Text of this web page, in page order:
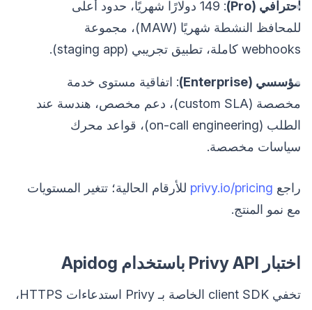
احترافي (Pro)
: 149 دولارًا شهريًا، حدود أعلى
للمحافظ النشطة شهريًا (MAW)، مجموعة
webhooks كاملة، تطبيق تجريبي (staging app).
مؤسسي (Enterprise)
: اتفاقية مستوى خدمة
مخصصة (custom SLA)، دعم مخصص، هندسة عند
الطلب (on-call engineering)، قواعد محرك
سياسات مخصصة.
راجع privy.io/pricing للأرقام الحالية؛ تتغير المستويات
مع نمو المنتج.
اختبار Privy API باستخدام Apidog
تخفي client SDK الخاصة بـ Privy استدعاءات HTTPS،